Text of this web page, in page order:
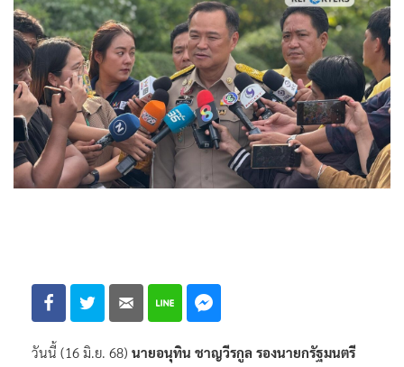
วันนี้ (16 มิ.ย. 68) นายอนุทิน ชาญวีรกูล รองนายกรัฐมนตรี